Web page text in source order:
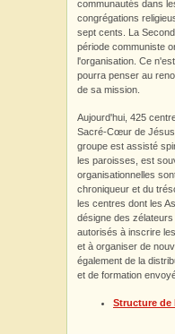
communautés dans
congrégations
sept cents. La
période communiste
l'organisation. Ce
pourra penser au
de sa mission.
Aujourd'hui, 425
Sacré-Cœur de Jésus
groupe est assisté
les paroisses, est
organisationnelles
chroniqueur et du
les centres dont les
désigne des
autorisés à inscrire
et à organiser de
également de la
et de formation
Structure de